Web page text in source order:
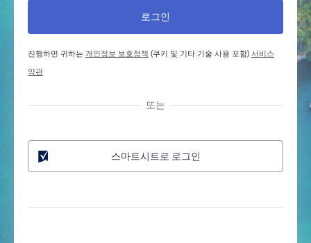
진행하면 귀하는개인정보 보호정책 (쿠키 및 기타 기술 사용 포함)서비스
약관
또는
스마트시트로 로그인